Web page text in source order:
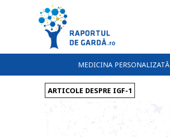
MEDICINA PERSONALIZATĂ
ARTICOLE DESPRE IGF-1